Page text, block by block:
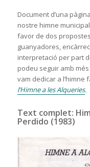
Document d’una
nostre himne
favor de dos
guanyadores,
interpretació per part
podeu seguir amb
vam dedicar a l’himne
l’Himne a les Alqueries.
Text complet:
Perdido (1983)